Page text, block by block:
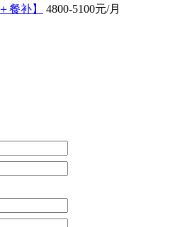
餐补】 4800-5100元/月